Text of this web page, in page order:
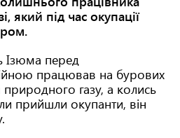
який під час окупації
Ізюма перед
працював на бурових
газу, а колись
прийшли окупанти, він